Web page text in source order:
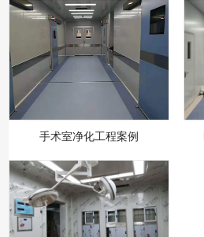
手术室净化工程案例